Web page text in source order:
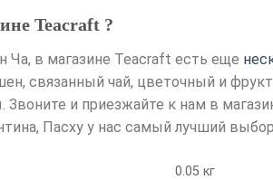
Teacraft ?
Ча, в магазине Teacraft есть еще
связанный чай, цветочный и
и приезжайте к нам в
Пасху у нас самый лучший
0.05 кг